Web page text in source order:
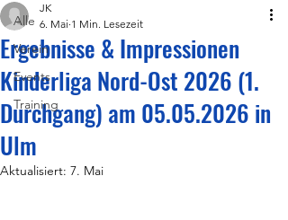
Alle
Verein
Events
Training
Ergebnisse & Impressionen
Kinderliga Nord-Ost 2026 (1.
Durchgang) am 05.05.2026 in
Ulm
JK
6. Mai 1 Min. Lesezeit
Aktualisiert: 7. Mai